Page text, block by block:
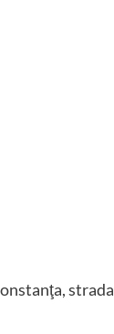
strada